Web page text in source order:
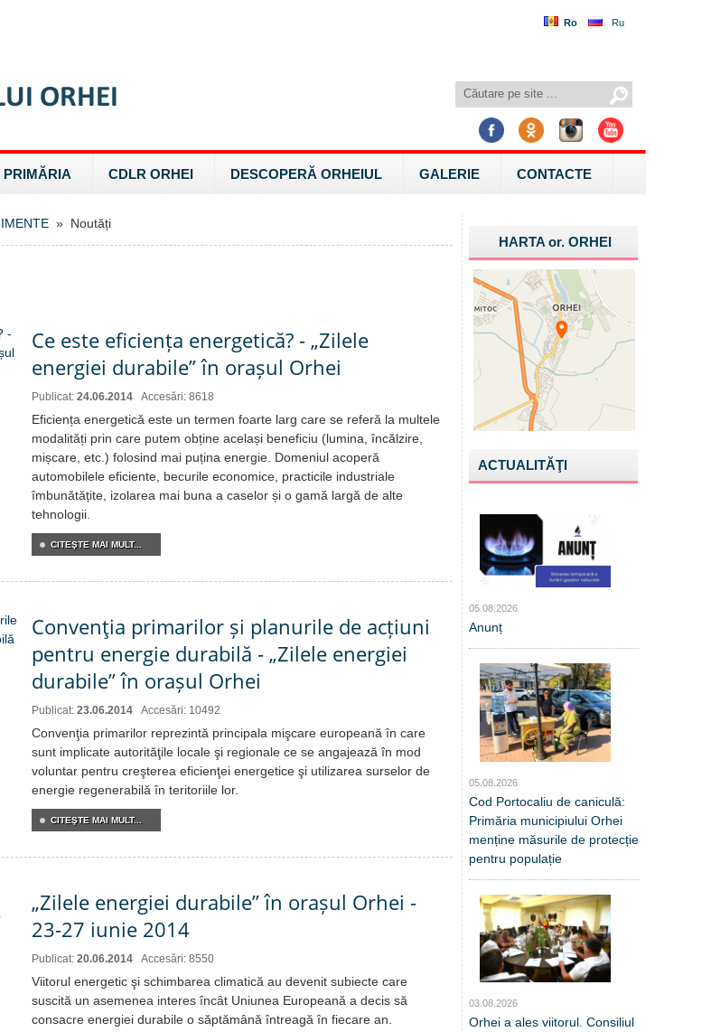
Ro Ru
PRIMĂRIA CDLR ORHEI DESCOPERĂ ORHEIUL GALERIE CONTACTE
» Noutăți
Ce este eficiența energetică? - „Zilele
energiei durabile” în orașul Orhei
Publicat: 24.06.2014 Accesări: 8618
Eficiența energetică este un termen foarte larg care se referă la multele
modalități prin care putem obține același beneficiu (lumina, încălzire,
mișcare, etc.) folosind mai puțina energie. Domeniul acoperă
automobilele eficiente, becurile economice, practicile industriale
îmbunătățite, izolarea mai buna a caselor și o gamă largă de alte
tehnologii.
CITEŞTE MAI MULT...
Convenţia primarilor și planurile de acțiuni
pentru energie durabilă - „Zilele energiei
durabile” în orașul Orhei
Publicat: 23.06.2014 Accesări: 10492
Convenţia primarilor reprezintă principala mişcare europeană în care
sunt implicate autorităţile locale şi regionale ce se angajează în mod
voluntar pentru creşterea eficienţei energetice şi utilizarea surselor de
energie regenerabilă în teritoriile lor.
CITEŞTE MAI MULT...
„Zilele energiei durabile” în orașul Orhei -
23-27 iunie 2014
Publicat: 20.06.2014 Accesări: 8550
Viitorul energetic şi schimbarea climatică au devenit subiecte care
suscită un asemenea interes încât Uniunea Europeană a decis să
consacre energiei durabile o săptămână întreagă în fiecare an.
HARTA or.ORHEI
ACTUALITĂŢI
05.08.2026
Anunț
05.08.2026
Cod Portocaliu de caniculă:
Primăria municipiului Orhei
menține măsurile de protecție
pentru populație
03.08.2026
Orhei a ales viitorul. Consiliul